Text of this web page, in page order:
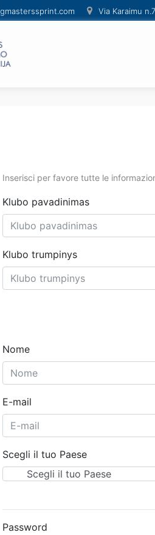
Via Karaimu
Inserisci per favore tutte le
Klubo pavadinimas
Klubo trumpinys
Nome
E-mail
Scegli il tuo Paese
Password